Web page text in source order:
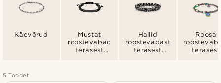
Käevõrud
Mustat
roostevabad
terasest
Hallid
roostevabast
terasest
Roosa
terasest
5 Toodet